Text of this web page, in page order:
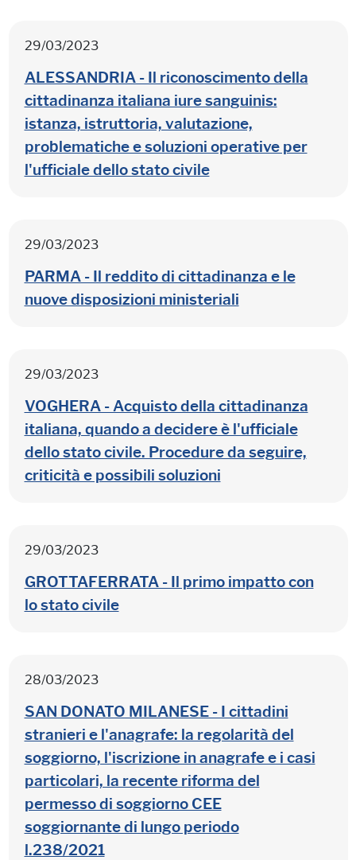
29/03/2023
ALESSANDRIA - Il riconoscimento della
cittadinanza italiana iure sanguinis:
istanza, istruttoria, valutazione,
problematiche e soluzioni operative per
l'ufficiale dello stato civile
29/03/2023
PARMA - Il reddito di cittadinanza e le
nuove disposizioni ministeriali
29/03/2023
VOGHERA - Acquisto della cittadinanza
italiana, quando a decidere è l'ufficiale
dello stato civile. Procedure da seguire,
criticità e possibili soluzioni
29/03/2023
GROTTAFERRATA - Il primo impatto con
lo stato civile
28/03/2023
SAN DONATO MILANESE - I cittadini
stranieri e l'anagrafe: la regolarità del
soggiorno, l'iscrizione in anagrafe e i casi
particolari, la recente riforma del
permesso di soggiorno CEE
soggiornante di lungo periodo
l.238/2021